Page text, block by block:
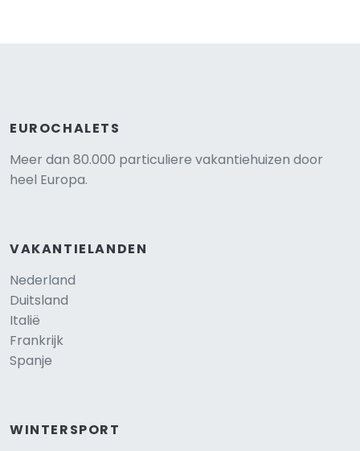
EUROCHALETS
Meer dan 80.000 particuliere vakantiehuizen door
heel Europa.
VAKANTIELANDEN
Nederland
Duitsland
Italië
Frankrijk
Spanje
WINTERSPORT